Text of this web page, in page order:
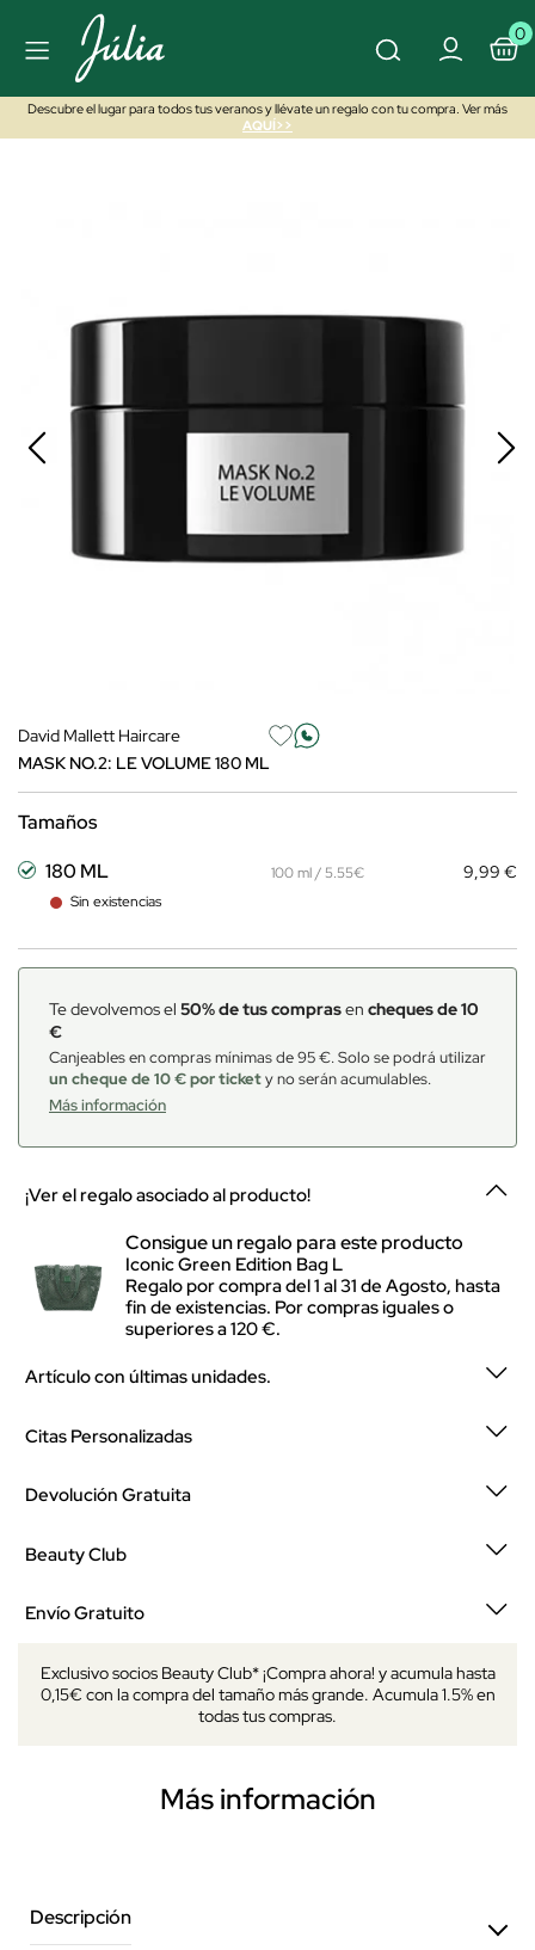
0
Descubre el lugar para todos tus veranos y llévate un regalo con tu compra. Ver más
AQUÍ>>
David Mallett Haircare
MASK NO.2: LE VOLUME 180 ML
Tamaños
180 ML
Sin existencias
100 ml / 5.55€ 9,99 €
Te devolvemos el 50% de tus comprasen cheques de 10
€
Canjeables en compras mínimas de 95 €. Solo se podrá utilizar
un cheque de 10 € por tickety no serán acumulables.
Más información
¡Ver el regalo asociado al producto!
Consigue un regalo para este producto
Iconic Green Edition Bag L
Regalo por compra del 1 al 31 de Agosto, hasta
fin de existencias. Por compras iguales o
superiores a 120 €.
Artículo con últimas unidades.
Citas Personalizadas
Devolución Gratuita
Beauty Club
Envío Gratuito
Exclusivo socios Beauty Club* ¡Compra ahora! y acumula hasta
0,15€ con la compra del tamaño más grande. Acumula 1.5% en
todas tus compras.
Más información
Descripción